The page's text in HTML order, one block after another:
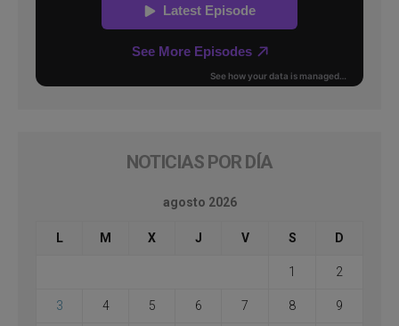
NOTICIAS POR DÍA
agosto 2026
L M X J V S D
1 2
3 4 5 6 7 8 9